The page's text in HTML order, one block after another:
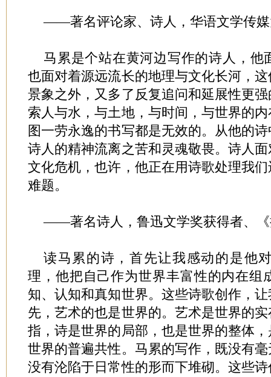
——著名评论家、诗人，华语文学传
马累是个站在黄河边写作的诗人，他
也面对着源远流长的地理与文化长河，
景象之外，又多了反复追问和延展性更
索人与水，与土地，与时间，与世界的
图一劳永逸的书写都是无效的。从他的
诗人的精神流离之苦和灵魂敬畏。诗人
文化危机，也许，他正在用诗歌处理我
难题。
——著名诗人，鲁迅文学奖获得者、
读马累的诗，首先让我感动的是他
理，他把自己作为世界丰富性的内在组
知、认知和真知世界。这些诗歌创作，
先，艺术的也是世界的。艺术是世界的
指，诗是世界的局部，也是世界的整体
世界的普遍共性。马累的写作，既没有
没有沦陷于日常性的形而下堆砌。这些